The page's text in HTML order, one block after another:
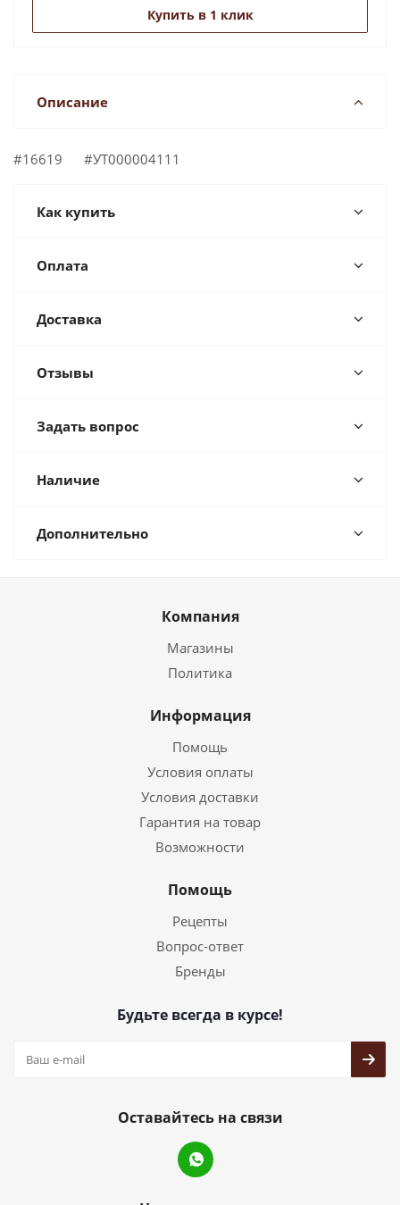
Купить в 1 клик
Описание
#16619 #УТ000004111
Как купить
Оплата
Доставка
Отзывы
Задать вопрос
Наличие
Дополнительно
Компания
Магазины
Политика
Информация
Помощь
Условия оплаты
Условия доставки
Гарантия на товар
Возможности
Помощь
Рецепты
Вопрос-ответ
Бренды
Будьте всегда в курсе!
Оставайтесь на связи